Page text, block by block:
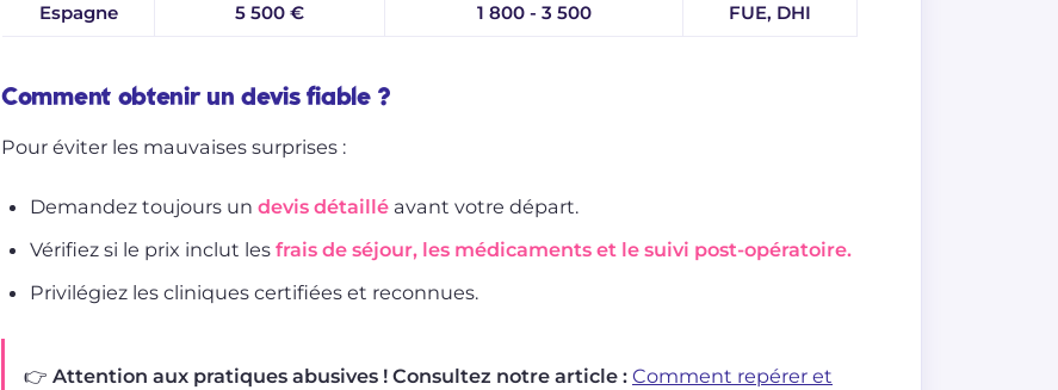
Espagne 5 500 € 1 800 - 3 500 FUE, DHI
Comment obtenir un devis fiable ?
Pour éviter les mauvaises surprises :
Demandez toujours un devis détaillé avant votre départ.
Vérifiez si le prix inclut les frais de séjour, les médicaments et le suivi post-opératoire.
Privilégiez les cliniques certifiées et reconnues.
👉 Attention aux pratiques abusives ! Consultez notre article : Comment repérer et